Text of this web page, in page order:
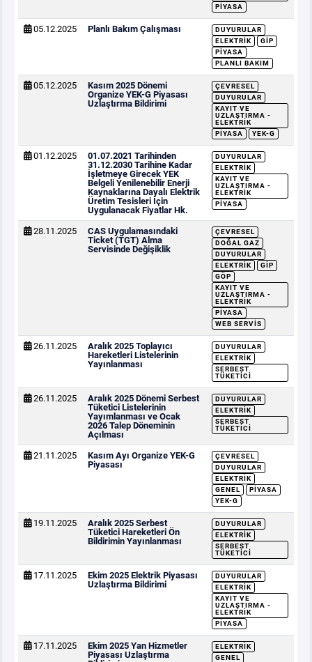
PIYASA
05.12.2025 Planlı Bakım Çalışması
DUYURULAR
ELEKTRIK
GİP
PIYASA
PLANLI BAKIM
05.12.2025
Kasım 2025 Dönemi
Organize YEK-G Piyasası
Uzlaştırma Bildirimi
ÇEVRESEL
DUYURULAR
KAYIT VE
UZLAŞTIRMA -
ELEKTRIK
PIYASA
YEK-G
01.12.2025
01.07.2021 Tarihinden
31.12.2030 Tarihine Kadar
İşletmeye Girecek YEK
Belgeli Yenilenebilir Enerji
Kaynaklarına Dayalı Elektrik
Üretim Tesisleri İçin
Uygulanacak Fiyatlar Hk.
DUYURULAR
ELEKTRIK
KAYIT VE
UZLAŞTIRMA -
ELEKTRIK
PIYASA
28.11.2025
CAS Uygulamasındaki
Ticket (TGT) Alma
Servisinde Değişiklik
ÇEVRESEL
DOĞAL GAZ
DUYURULAR
ELEKTRIK
GİP
GÖP
KAYIT VE
UZLAŞTIRMA -
ELEKTRIK
PIYASA
WEB SERVIS
26.11.2025
Aralık 2025 Toplayıcı
Hareketleri Listelerinin
Yayınlanması
DUYURULAR
ELEKTRIK
SERBEST
TÜKETICI
26.11.2025
Aralık 2025 Dönemi Serbest
Tüketici Listelerinin
Yayımlanması ve Ocak
2026 Talep Döneminin
Açılması
DUYURULAR
ELEKTRIK
SERBEST
TÜKETICI
21.11.2025
Kasım Ayı Organize YEK-G
Piyasası
ÇEVRESEL
DUYURULAR
ELEKTRIK
GENEL
PIYASA
YEK-G
19.11.2025
Aralık 2025 Serbest
Tüketici Hareketleri Ön
Bildirimin Yayınlanması
DUYURULAR
ELEKTRIK
SERBEST
TÜKETICI
17.11.2025
Ekim 2025 Elektrik Piyasası
Uzlaştırma Bildirimi
DUYURULAR
ELEKTRIK
KAYIT VE
UZLAŞTIRMA -
ELEKTRIK
PIYASA
17.11.2025
Ekim 2025 Yan Hizmetler
Piyasası Uzlaştırma
ELEKTRIK
GENEL